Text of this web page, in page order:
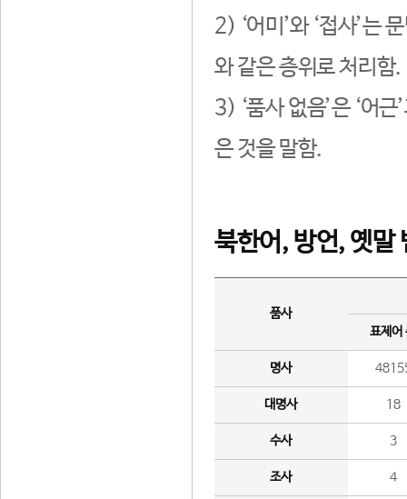
2) ‘어미’와 ‘접사’는
와 같은 층위로 처리함.
3) ‘품사 없음’은 ‘어
은 것을 말함.
북한어, 방언, 옛말
품사
표제어
명사
대명사 18
수사 3
조사 4